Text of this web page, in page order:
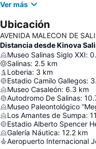
Ver más
Ubicación
AVENIDA MALECON DE
Distancia desde Kinova
Museo Salinas Siglo XXI:
Salinas: 2.5 km
Loberia: 3 km
Estadio Camilo Gallegos:
Museo Casaleón: 6.3 km
Autodromo De Salinas:
Museo Paleontológico
Los Amantes de Sumpa:
Estadio Alberto Spencer
Galería Náutica: 12.2 km
Aeropuerto Internacional